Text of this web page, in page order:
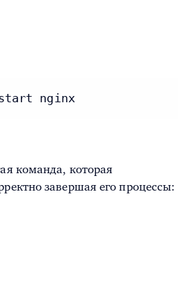
nginx
команда, которая
завершая его процессы: